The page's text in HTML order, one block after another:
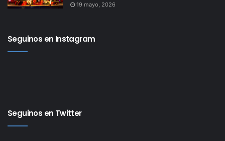
19 mayo, 2026
Seguinos en Instagram
Seguinos en Twitter